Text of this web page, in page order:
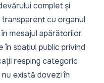
complet și
cu organul
mesajul apărătorilor.
spațiul public privind
resping categoric
există dovezi în